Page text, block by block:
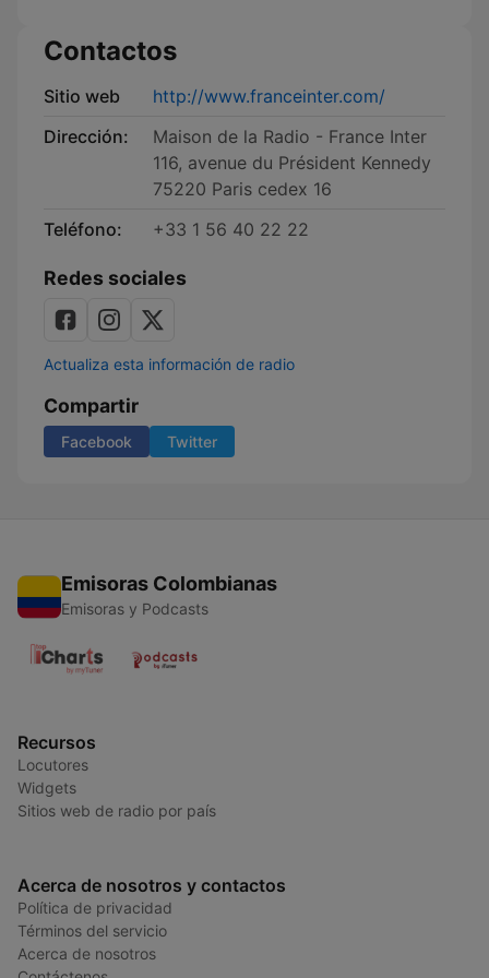
Contactos
Sitio web
http://www.franceinter.com/
Dirección:
Maison de la Radio - France Inter
116, avenue du Président Kennedy
75220 Paris cedex 16
Teléfono:
+33 1 56 40 22 22
Redes sociales
Actualiza esta información de radio
Compartir
Facebook Twitter
Emisoras Colombianas
Emisoras y Podcasts
Recursos
Locutores
Widgets
Sitios web de radio por país
Acerca de nosotros y contactos
Política de privacidad
Términos del servicio
Acerca de nosotros